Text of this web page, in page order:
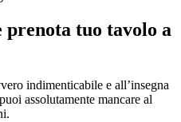
prenota tuo tavolo a
indimenticabile e all’insegna
assolutamente mancare al